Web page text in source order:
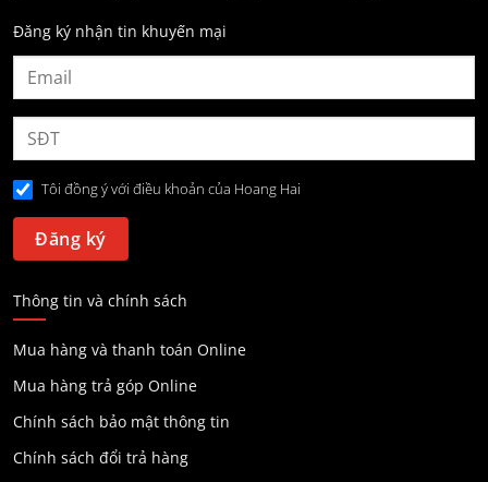
Đăng ký nhận tin khuyến mại
Tôi đồng ý với điều khoản của Hoang Hai
Thông tin và chính sách
Mua hàng và thanh toán Online
Mua hàng trả góp Online
Chính sách bảo mật thông tin
Chính sách đổi trả hàng